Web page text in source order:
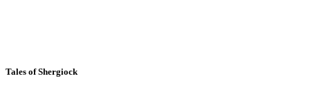
Tales of Shergiock